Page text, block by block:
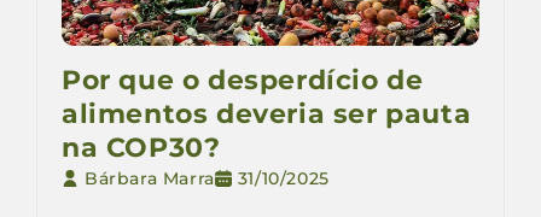
Por que o desperdício de
alimentos deveria ser pauta
na COP30?
Bárbara Marra 31/10/2025